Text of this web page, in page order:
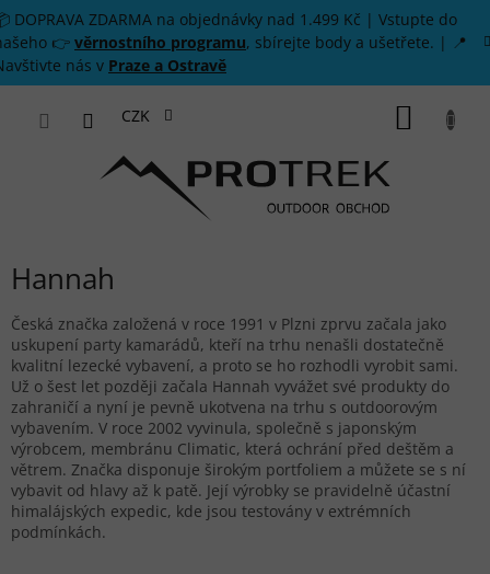
Přejít na obsah
DOPRAVA ZDARMA na objednávky nad 1.499 Kč | Vstupte do
👉 věrnostního programu, sbírejte body a ušetřete. | 📍
nás v Praze a Ostravě
CZK
Hannah
Česká značka založená v roce 1991 v Plzni zprvu začala jako
uskupení party kamarádů, kteří na trhu nenašli dostatečně
kvalitní lezecké vybavení, a proto se ho rozhodli vyrobit sami.
Už o šest let později začala Hannah vyvážet své produkty do
zahraničí a nyní je pevně ukotvena na trhu s outdoorovým
vybavením. V roce 2002 vyvinula, společně s japonským
výrobcem, membránu Climatic, která ochrání před deštěm a
větrem. Značka disponuje širokým portfoliem a můžete se s ní
vybavit od hlavy až k patě. Její výrobky se pravidelně účastní
himalájských expedic, kde jsou testovány v extrémních
podmínkách.